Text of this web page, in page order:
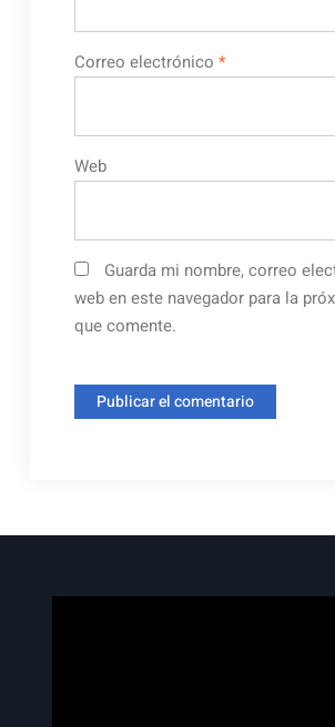
Correo electrónico *
Web
Guarda mi nombre, correo
web en este navegador para la
que comente.